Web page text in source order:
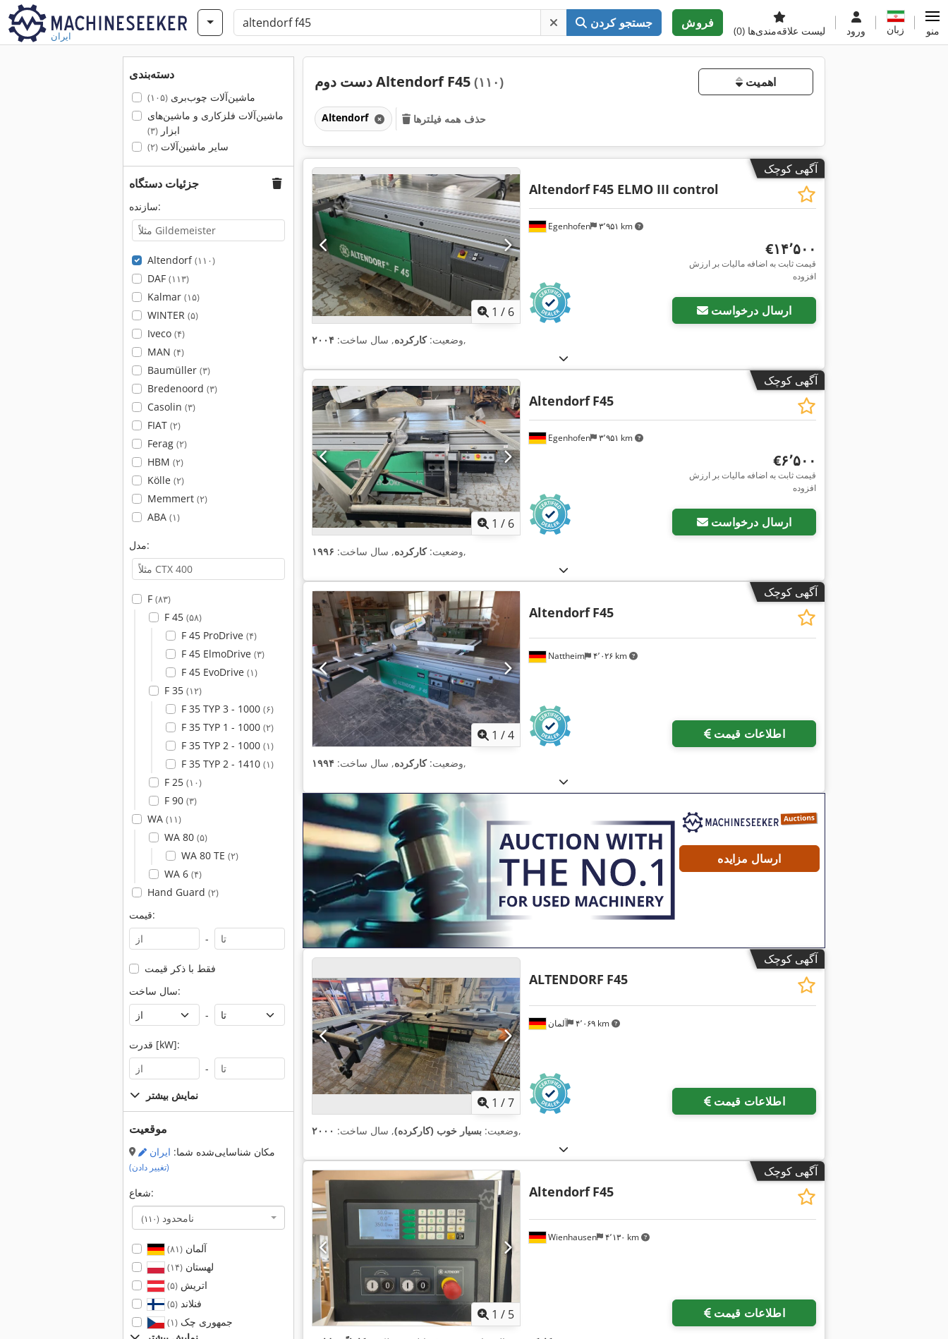
ایران
جستجو کردن فروش
لیست علاقه‌مندی‌ها (0) ورود زبان منو
دسته‌بندی
ماشین‌آلات چوب‌بری(۱۰۵)
ماشین‌آلات فلزکاری و ماشین‌های
ابزار(۳)
سایر ماشین‌آلات(۲)
جزئیات دستگاه
سازنده:
Altendorf(۱۱۰)
DAF (۱۱۳)
Kalmar (۱۵)
WINTER (۵)
Iveco (۴)
MAN (۴)
Baumüller (۳)
Bredenoord (۳)
Casolin (۳)
FIAT (۲)
Ferag (۲)
HBM (۲)
Kölle (۲)
Memmert (۲)
ABA (۱)
مدل:
F (۸۳)
F 45 (۵۸)
F 45 ProDrive (۴)
F 45 ElmoDrive (۳)
F 45 EvoDrive (۱)
F 35 (۱۲)
F 35 TYP 3 - 1000 (۶)
F 35 TYP 1 - 1000 (۲)
F 35 TYP 2 - 1000 (۱)
F 35 TYP 2 - 1410 (۱)
F 25 (۱۰)
F 90 (۳)
WA (۱۱)
WA 80 (۵)
WA 80 TE (۲)
WA 6 (۴)
Hand Guard (۲)
قیمت:
-
فقط با ذکر قیمت
سال ساخت:
-
قدرت [kW]:
-
نمایش بیشتر
موقعیت
مکان شناسایی‌شده شما: ایران
(تغییر دادن)
شعاع:
نامحدود (۱۱۰)
آلمان(۸۱)
لهستان(۱۴)
اتریش(۵)
فنلاند(۵)
جمهوری چک(۱)
دست دوم Altendorf F45 (۱۱۰) اهمیت
Altendorf حذف همه فیلترها
آگهی کوچک
1 / 6
Egenhofen ۳٬۹۵۱ km
Altendorf F45 ELMO III control
‎€۱۴٬۵۰۰
قیمت ثابت به اضافه مالیات بر ارزش
افزوده
ارسال درخواست
وضعیت:کارکرده, سال ساخت: ۲۰۰۴ ,
آگهی کوچک
1 / 6
Egenhofen ۳٬۹۵۱ km
Altendorf F45
‎€۶٬۵۰۰
قیمت ثابت به اضافه مالیات بر ارزش
افزوده
ارسال درخواست
وضعیت:کارکرده, سال ساخت: ۱۹۹۶ ,
آگهی کوچک
1 /4
Nattheim ۴٬۰۲۶ km
Altendorf F45
اطلاعات قیمت
وضعیت:کارکرده, سال ساخت: ۱۹۹۴ ,
ارسال مزایده
آگهی کوچک
1 /7
آلمان ۴٬۰۶۹ km
ALTENDORF F45
اطلاعات قیمت
وضعیت: بسیار خوب (کارکرده), سال ساخت: ۲۰۰۰ ,
آگهی کوچک
1 / 5
Wienhausen ۴٬۱۳۰ km
Altendorf F45
اطلاعات قیمت